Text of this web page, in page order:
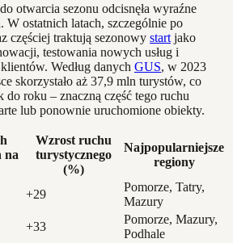
otwarcia sezonu odcisnęła wyraźne
W ostatnich latach, szczególnie po
częściej traktują sezonowy start jako
testowania nowych usług i
Według danych GUS, w 2023
skorzystało aż 37,9 mln turystów, co
roku – znaczną część tego ruchu
lub ponownie uruchomione obiekty.
na
Wzrost ruchu
turystycznego
(%)
Najpopularniejsze
regiony
+29
Pomorze, Tatry,
Mazury
+33
Pomorze, Mazury,
Podhale